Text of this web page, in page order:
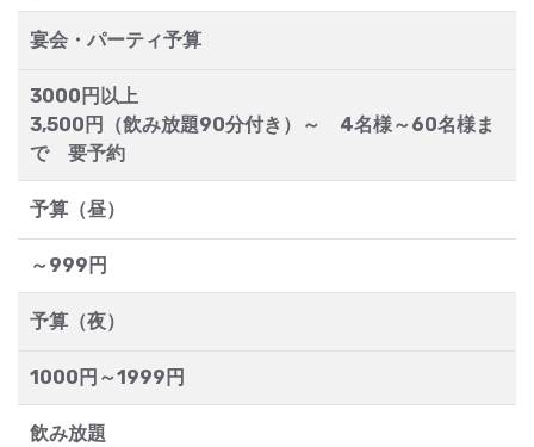
宴会・パーティ予算
3000円以上
3,500円（飲み放題90分付き）～ 4名様～60名様ま
で 要予約
予算（昼）
～999円
予算（夜）
1000円～1999円
飲み放題